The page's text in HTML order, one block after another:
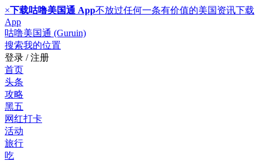
×下载咕噜美国通 App不放过任何一条有价值的美国资讯下载
App
咕噜美国通 (Guruin)
搜索我的位置
登录 / 注册
首页
头条
攻略
黑五
网红打卡
活动
旅行
吃